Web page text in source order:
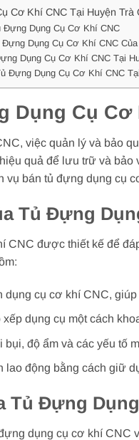
Cơ Khí CNC Tại Huyện Trà
Đựng Dụng Cụ Cơ Khí CNC
Dụng Cụ Cơ Khí CNC Của
Dụng Cụ Cơ Khí CNC Tại
Đựng Dụng Cụ Cơ Khí CNC
Dụng Cụ Cơ
việc quản lý và bảo
quả để lưu trữ và
vụ bán tủ đựng dụng cụ
Tủ Đựng
CNC được thiết kế để
dụng cụ cơ khí CNC,
dụng cụ một cách
bụi, độ ẩm và các yếu tố
lao động bằng cách giữ
Tủ Đựng
dụng cụ cơ khí CNC